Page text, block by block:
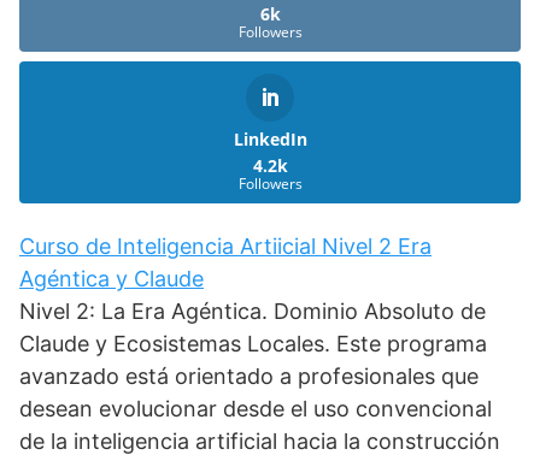
6k
Followers
LinkedIn
4.2k
Followers
Curso de Inteligencia Artiicial Nivel 2 Era
Agéntica y Claude
Nivel 2: La Era Agéntica. Dominio Absoluto de
Claude y Ecosistemas Locales. Este programa
avanzado está orientado a profesionales que
desean evolucionar desde el uso convencional
de la inteligencia artificial hacia la construcción